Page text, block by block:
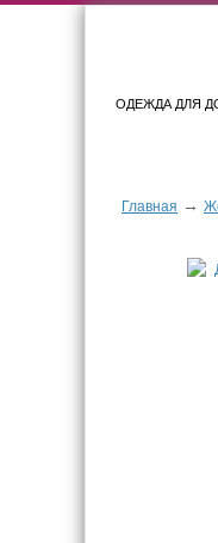
ОДЕЖДА ДЛЯ
Главная →